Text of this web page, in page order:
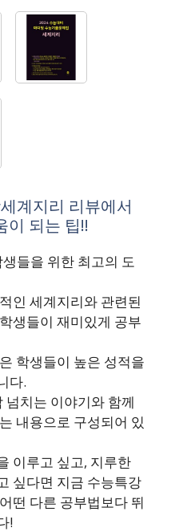
계지리 리뷰에서
이 되는 팁!!
들을 위한 최고의 도
인 세계지리와 관련된
생들이 재미있게 공부
학생들이 높은 성적을
다.
치는 이야기와 함께
내용으로 구성되어 있
이루고 싶고, 지루한
싶다면 지금 수능특강
떤 다른 공부법보다 뛰
!